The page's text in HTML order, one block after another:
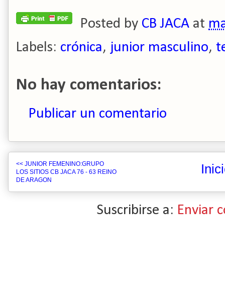
Posted by CB JACA at
Labels: crónica, junior masculino,
No hay comentarios:
Publicar un comentario
<< JUNIOR FEMENINO:GRUPO
LOS SITIOS CB JACA 76 - 63 REINO
DE ARAGON
Suscribirse a: Enviar